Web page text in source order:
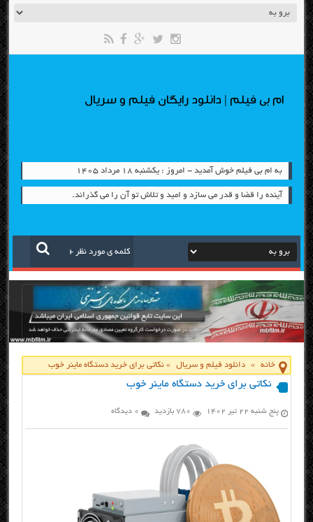
ام بی فیلم | دانلود رایگان فیلم و سریال
به ام بی فیلم خوش آمدید - امروز : یکشنبه ۱۸ مرداد ۱۴۰۵
آینده را قضا و قدر می سازد و امید و تلاش تو آن را می گذراند.
خانه » دانلود فیلم و سریال »نکاتی برای خرید دستگاه ماینر خوب
نکاتی برای خرید دستگاه ماینر خوب
پنج شنبه ۲۲ تیر ۱۴۰۲ 780 بازدید 0 دیدگاه